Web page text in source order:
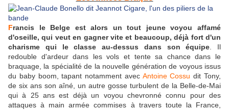
Francis le Belge est alors un tout jeune voyou affamé
d'oseille, qui veut en gagner vite et beaucoup, déjà fort d'un
charisme qui le classe au-dessus dans son équipe . Il
redouble d'ardeur dans les vols et tente sa chance dans le
braquage, la spécialité de la nouvelle génération de voyous issus
du baby boom, tapant notamment avec Antoine Cossu dit Tony,
de six ans son aîné, un autre gosse turbulent de la Belle-de-Mai
qui à 25 ans est déjà un voyou chevronné connu pour des
attaques à main armée commises à travers toute la France,